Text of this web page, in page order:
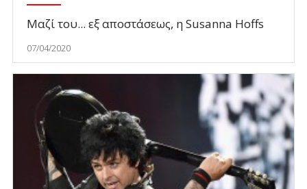
Μαζί του... εξ αποστάσεως, η Susanna Hoffs
07/04/2020